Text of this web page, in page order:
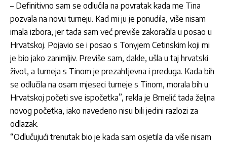
– Definitivno sam se odlučila na povratak kada me Tina
pozvala na novu turneju. Kad mi ju je ponudila, više nisam
imala izbora, jer tada sam već previše zakoračila u posao u
Hrvatskoj. Pojavio se i posao s Tonyjem Cetinskim koji mi
je bio jako zanimljiv. Previše sam, dakle, ušla u taj hrvatski
život, a turneja s Tinom je prezahtjevna i preduga. Kada bih
se odlučila na osam mjeseci turneje s Tinom, morala bih u
Hrvatskoj početi sve ispočetka”, rekla je Brnelić tada željna
novog početka, iako navedeno nisu bili jedini razlozi za
odlazak.
“Odlučujući trenutak bio je kada sam osjetila da više nisam